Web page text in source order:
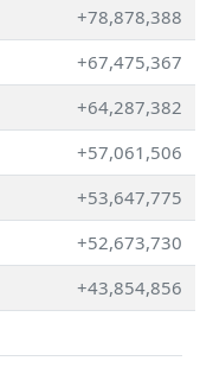
+78,878,388
+67,475,367
+64,287,382
+57,061,506
+53,647,775
+52,673,730
+43,854,856